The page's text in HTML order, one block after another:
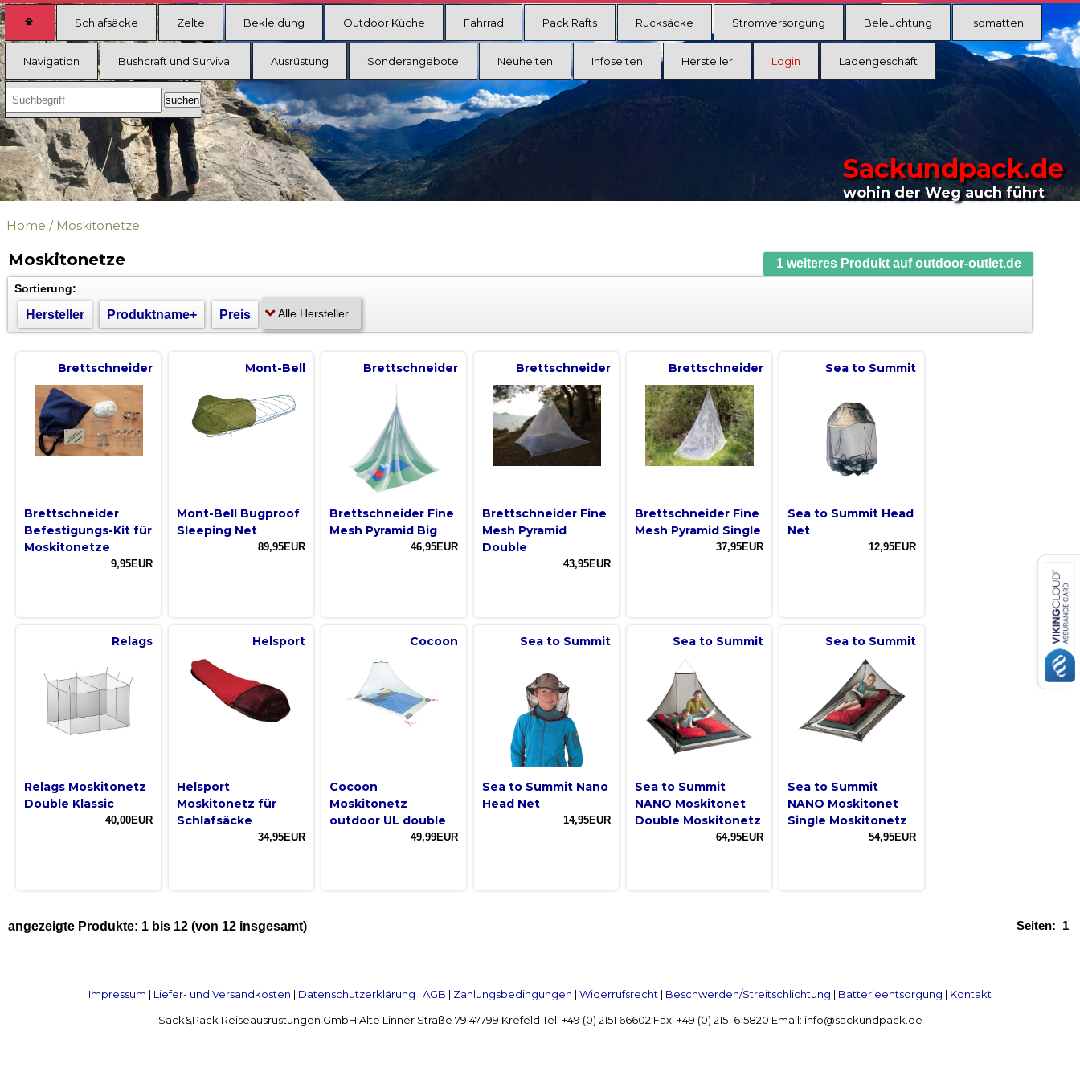
Schlafsäcke Zelte Bekleidung Outdoor Küche Fahrrad Pack Rafts Rucksäcke Stromversorgung Beleuchtung Isomatten
Navigation Bushcraft und Survival Ausrüstung Sonderangebote Neuheiten Infoseiten Hersteller Login Ladengeschäft
Sackundpack.de
wohin der Weg auch führt
Home / Moskitonetze
Moskitonetze 1 weiteres Produkt auf outdoor-outlet.de
Sortierung:
Hersteller Produktname+ Preis
Brettschneider
Brettschneider
Befestigungs-Kit für
Moskitonetze
9,95EUR
Mont-Bell
Mont-Bell Bugproof
Sleeping Net
89,95EUR
Brettschneider
Brettschneider Fine
Mesh Pyramid Big
46,95EUR
Brettschneider
Brettschneider Fine
Mesh Pyramid
Double
43,95EUR
Brettschneider
Brettschneider Fine
Mesh Pyramid Single
37,95EUR
Sea to Summit
Sea to Summit Head
Net
12,95EUR
Relags
Relags Moskitonetz
Double Klassic
40,00EUR
Helsport
Helsport
Moskitonetz für
Schlafsäcke
34,95EUR
Cocoon
Cocoon
Moskitonetz
outdoor UL double
49,99EUR
Sea to Summit
Sea to Summit Nano
Head Net
14,95EUR
Sea to Summit
Sea to Summit
NANO Moskitonet
Double Moskitonetz
64,95EUR
Sea to Summit
Sea to Summit
NANO Moskitonet
Single Moskitonetz
54,95EUR
Seiten: 1
angezeigte Produkte: 1 bis 12 (von 12 insgesamt)
Impressum | Liefer- und Versandkosten | Datenschutzerklärung | AGB | Zahlungsbedingungen | Widerrufsrecht | Beschwerden/Streitschlichtung | Batterieentsorgung | Kontakt
Sack&Pack Reiseausrüstungen GmbH Alte Linner Straße 79 47799 Krefeld Tel: +49 (0) 2151 66602 Fax: +49 (0) 2151 615820 Email: info@sackundpack.de